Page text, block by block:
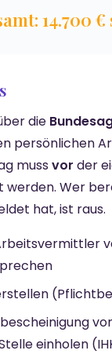
14.700
die
persönlichen
muss vor der
werden. Wer
hat, ist raus.
einholen